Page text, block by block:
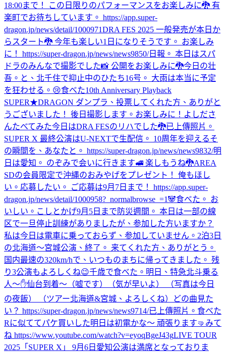
18:00まで！ この日限りのパフォーマンスをお楽しみに🐉 有
楽町でお待ちしています。 https://app.super-
dragon.jp/news/detail/1000971DRA FES 2025 一般発売が本日か
らスタート🐉 今年も楽しい1日になりそうです。 お楽しみ
に！ https://super-dragon.jp/news/news9850/日報。 本日はスパ
ドラのみんなで撮影でした📸 公開をお楽しみに🐉今日の壮
吾。と、北千住で抑止中のひたち16号。 大雨は本当に予定
を狂わせる。😢食べた10th Anniversary Playback
SUPER★DRAGON ダンプラ、投票してくれた方、ありがと
うございました！ 後日撮影します。お楽しみに！ よしださ
んたべてみた今日はDRA FESのリハでした🐉已上傳照片。
SUPER X 最終公演はU-NEXTで生配信。 10周年を迎えるそ
の瞬間を、あなたと。 https://super-dragon.jp/news/news9832/明
日は愛知。 のぞみで会いに行きます🚅 楽しもうね🐉AREA
SDの会員限定で沖縄のおみやげをプレゼント！ 俺もほし
い。応募したい。 ご応募は9月7日まで！ https://app.super-
dragon.jp/news/detail/1000958?_normalbrowse_=1🐼食べた。 お
いしい。 こしとかげ9月5日まで防災週間。 本日は一部の線
区で一旦停止訓練がありましたが、参加した方いますか？
私は今日は電車に乗っておらず、参加していません。 2泊3日
の北海道〜宮城公演、終了。 来てくれた方、ありがとう。
国内最速の320km/hで、いつものまちに帰ってきました。 残
り3公演もよろしくね😉千歳で食べた。 明日、特急北斗乗る
人〜✋仙台到着〜（嘘です）（気が早いよ） （写真は今日
の夜飯） （ツアー北海道&宮城、よろしくね）
どの曲見た
い？ https://super-dragon.jp/news/news9714/已上傳照片。 食べた
Rに似ててパケ買いした明日は初電かな〜 頑張ります🤜 みて
ね https://www.youtube.com/watch?v=eyoqBgeJ43gLIVE TOUR
2025「SUPER X」 9月6日愛知公演は満席となっておりま